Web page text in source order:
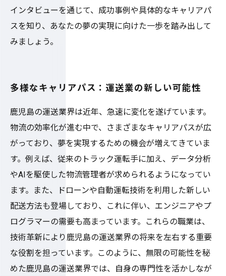
インタビューを通じて、成功事例や具体的なキャリアパ
スを知り、あなたの夢の実現に向けた一歩を踏み出して
みましょう。
多様なキャリアパス：運送業の新しい可能性
鹿児島の運送業界は近年、急速に変化を遂げています。
物流の効率化が進む中で、さまざまなキャリアパスが広
がっており、夢を実現するための機会が増えてきていま
す。例えば、従来のトラック運転手に加え、データ分析
やAIを駆使した物流管理者が求められるようになってい
ます。また、ドローンや自動運転技術を利用した新しい
配送方法も登場しており、これに伴い、エンジニアやプ
ログラマーの需要も高まっています。これらの職業は、
技術革新により鹿児島の運送業界の将来を左右する重要
な役割を担っています。このように、無限の可能性を秘
めた鹿児島の運送業界では、自身の専門性を活かしなが